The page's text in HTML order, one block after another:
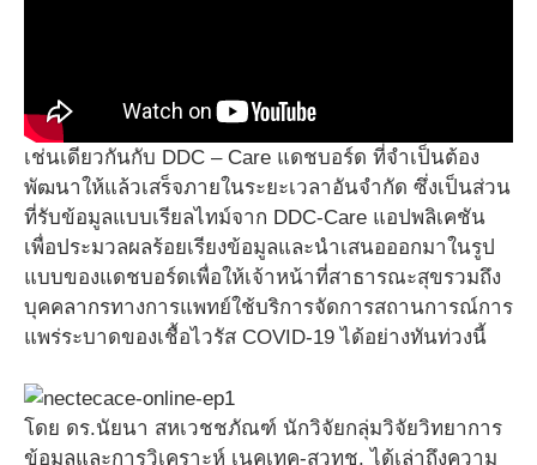
เช่นเดียวกันกับ DDC – Care แดชบอร์ด ที่จำเป็นต้อง
พัฒนาให้แล้วเสร็จภายในระยะเวลาอันจำกัด ซึ่งเป็นส่วน
ที่รับข้อมูลแบบเรียลไทม์จาก DDC-Care แอปพลิเคชัน
เพื่อประมวลผลร้อยเรียงข้อมูลและนำเสนอออกมาในรูป
แบบของแดชบอร์ดเพื่อให้เจ้าหน้าที่สาธารณะสุขรวมถึง
บุคคลากรทางการแพทย์ใช้บริการจัดการสถานการณ์การ
แพร่ระบาดของเชื้อไวรัส COVID-19 ได้อย่างทันท่วงนี้
โดย ดร.นัยนา สหเวชชภัณฑ์ นักวิจัยกลุ่มวิจัยวิทยาการ
ข้อมูลและการวิเคราะห์ เนคเทค-สวทช. ได้เล่าถึงความ